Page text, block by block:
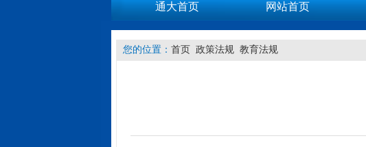
通大首页 网站首页
您的位置： 首页 政策法规 教育法规